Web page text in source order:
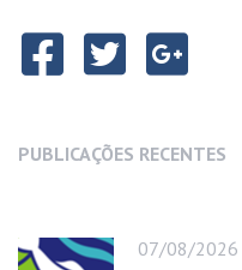
PUBLICAÇÕES RECENTES
07/08/2026